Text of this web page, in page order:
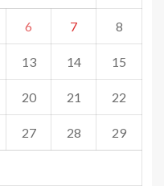
6 7 8
13 14 15
20 21 22
27 28 29